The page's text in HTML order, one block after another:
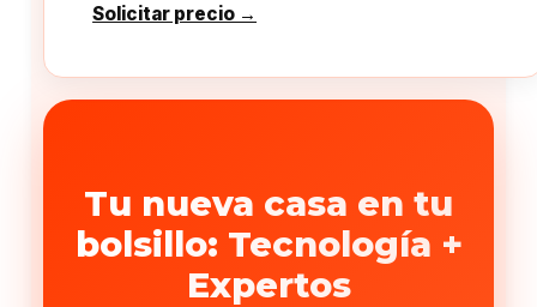
Solicitar precio →
Tu nueva casa en tu
bolsillo: Tecnología +
Expertos